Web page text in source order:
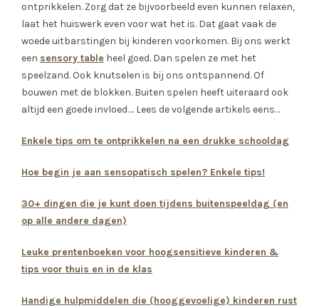
ontprikkelen. Zorg dat ze bijvoorbeeld even kunnen relaxen,
laat het huiswerk even voor wat het is. Dat gaat vaak de
woede uitbarstingen bij kinderen voorkomen. Bij ons werkt
een sensory table heel goed. Dan spelen ze met het
speelzand. Ook knutselen is bij ons ontspannend. Of
bouwen met de blokken. Buiten spelen heeft uiteraard ook
altijd een goede invloed…. Lees de volgende artikels eens…
Enkele tips om te ontprikkelen na een drukke schooldag
Hoe begin je aan sensopatisch spelen? Enkele tips!
30+ dingen die je kunt doen tijdens buitenspeeldag (en
op alle andere dagen)
Leuke prentenboeken voor hoogsensitieve kinderen &
tips voor thuis en in de klas
Handige hulpmiddelen die (hooggevoelige) kinderen rust